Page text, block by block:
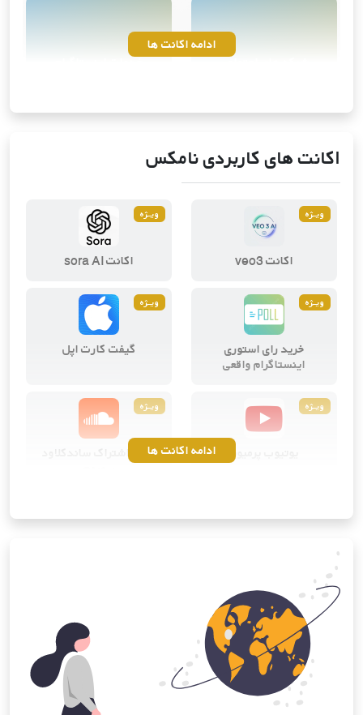
شبکه های اجتماعی
خدمات اینستاگرام
ویرایش و طراحی دیجیتال
2محصول
ابزارهای هوش مصنوعی
3محصول
ادامه اکانت ها
اکانت های کاربردی نامکس
ویــژه
اکانت veo3
ویــژه
اکانت sora AI
ویــژه
خرید رای استوری
اینستاگرام واقعی
ویــژه
گیفت کارت اپل
ویــژه
یوتیوب پرمیوم
ویــژه
خرید اشتراک ساندکلاودادامه اکانت ها